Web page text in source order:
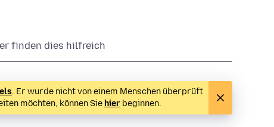
finden dies hilfreich
. Er wurde nicht von einem Menschen überprüft
möchten, können Sie hier beginnen.